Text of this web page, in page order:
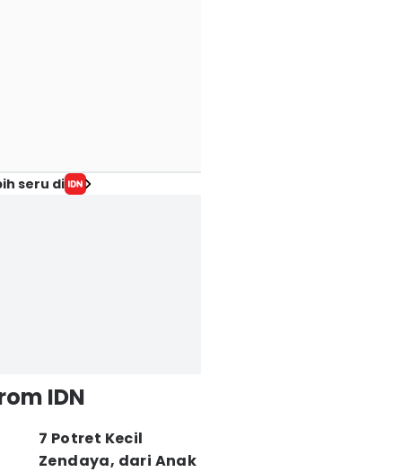
seru di
IDN
7 Potret Kecil
Zendaya, dari Anak